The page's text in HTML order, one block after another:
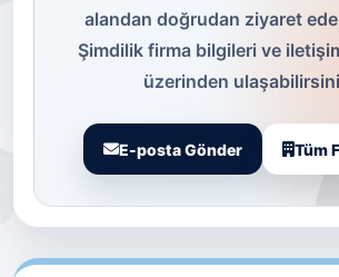
alandan doğrudan ziyaret
Şimdilik firma bilgileri ve
üzerinden
E-posta Gönder Tüm